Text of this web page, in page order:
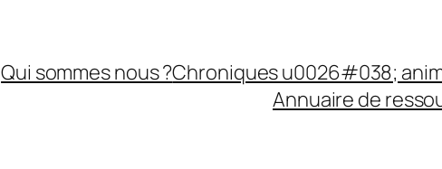
Qui sommes nous ?Chroniques u0026#038;
Annuaire de